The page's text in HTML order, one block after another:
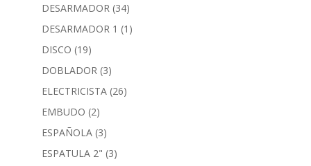
DESARMADOR (34)
DESARMADOR 1 (1)
DISCO (19)
DOBLADOR (3)
ELECTRICISTA (26)
EMBUDO (2)
ESPAÑOLA (3)
ESPATULA 2" (3)